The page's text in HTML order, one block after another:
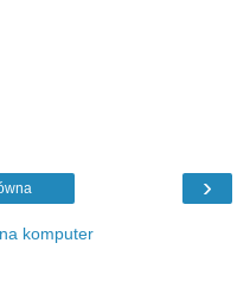
›
komputer